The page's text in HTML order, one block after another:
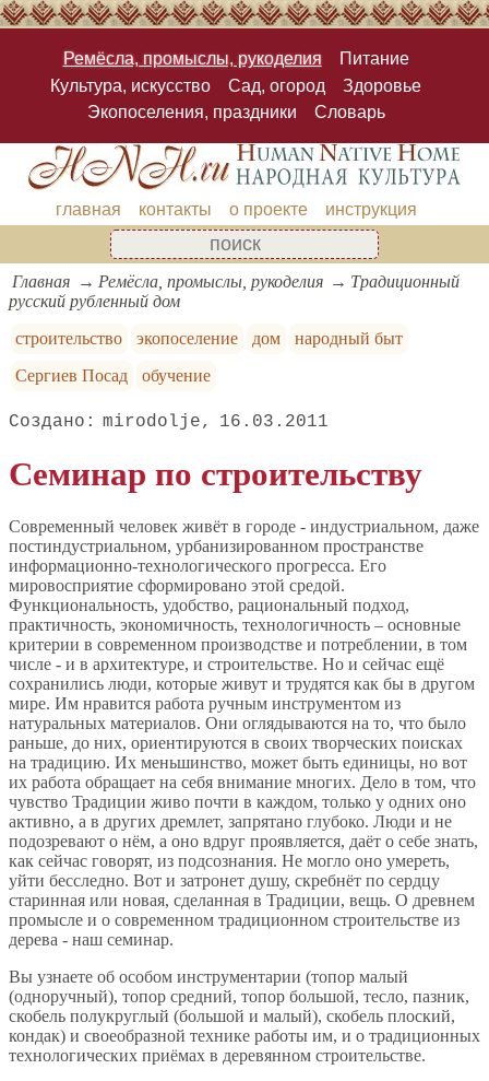
Ремёсла, промыслы, рукоделия
Питание
Культура, искусство
Сад, огород
Здоровье
Экопоселения, праздники
Словарь
главная контакты о проекте инструкция
Главная Ремёсла, промыслы, рукоделия
Традиционный
русский рубленный дом
строительство
экопоселение дом
народный быт
Сергиев Посад
обучение
mirodolje 16.03.2011
Семинар по строительству
Современный человек живёт в городе - индустриальном, даже
постиндустриальном, урбанизированном пространстве
информационно-технологического прогресса. Его
мировосприятие сформировано этой средой.
Функциональность, удобство, рациональный подход,
практичность, экономичность, технологичность – основные
критерии в современном производстве и потреблении, в том
числе - и в архитектуре, и строительстве. Но и сейчас ещё
сохранились люди, которые живут и трудятся как бы в другом
мире. Им нравится работа ручным инструментом из
натуральных материалов. Они оглядываются на то, что было
раньше, до них, ориентируются в своих творческих поисках
на традицию. Их меньшинство, может быть единицы, но вот
их работа обращает на себя внимание многих. Дело в том, что
чувство Традиции живо почти в каждом, только у одних оно
активно, а в других дремлет, запрятано глубоко. Люди и не
подозревают о нём, а оно вдруг проявляется, даёт о себе знать,
как сейчас говорят, из подсознания. Не могло оно умереть,
уйти бесследно. Вот и затронет душу, скребнёт по сердцу
старинная или новая, сделанная в Традиции, вещь. О древнем
промысле и о современном традиционном строительстве из
дерева - наш семинар.
Вы узнаете об особом инструментарии (топор малый
(одноручный), топор средний, топор большой, тесло, пазник,
скобель полукруглый (большой и малый), скобель плоский,
кондак) и своеобразной технике работы им, и о традиционных
технологических приёмах в деревянном строительстве.